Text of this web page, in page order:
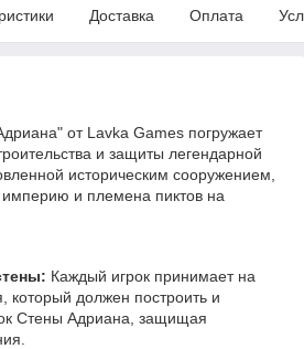
Доставка Оплата
от Lavka Games погружает
и защиты легендарной
историческим сооружением,
и племена пиктов на
Каждый игрок принимает на
который должен построить и
Стены Адриана, защищая